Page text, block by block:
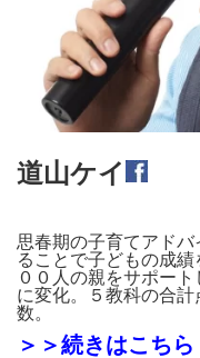
道山ケイ
思春期の子育てアド
ることで子どもの成
００人の親をサポー
に変化。５教科の合
数。
＞＞続きはこちら